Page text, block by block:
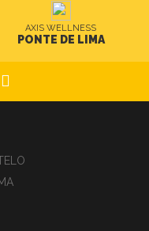
AXIS WELLNESS
PONTE DE LIMA